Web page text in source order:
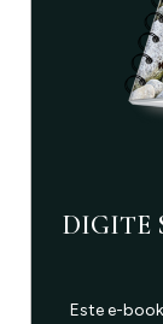
DIGITE
Este e-